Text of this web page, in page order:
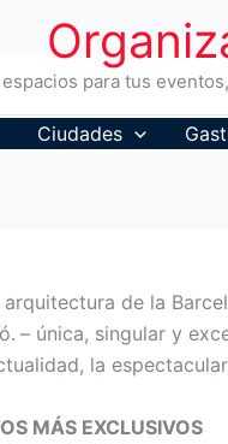
para tus
Ciudades
de la
– única, singular y
la
MÁS EXCLUSIVOS